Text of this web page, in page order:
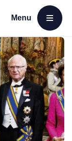
Menu
Open menu